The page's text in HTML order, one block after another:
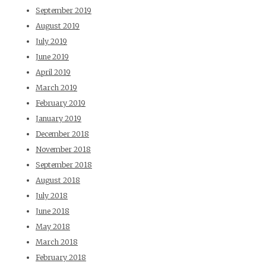
September 2019
August 2019
July 2019
June 2019
April 2019
March 2019
February 2019
January 2019
December 2018
November 2018
September 2018
August 2018
July 2018
June 2018
May 2018
March 2018
February 2018